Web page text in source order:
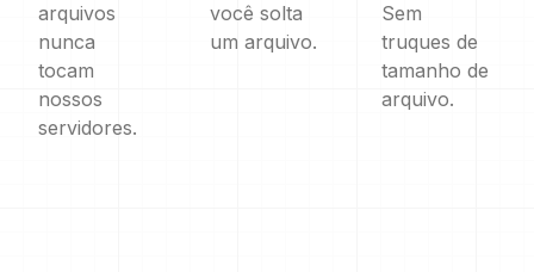
arquivos
nunca
tocam
nossos
servidores.
você solta
um arquivo.
Sem
truques de
tamanho de
arquivo.